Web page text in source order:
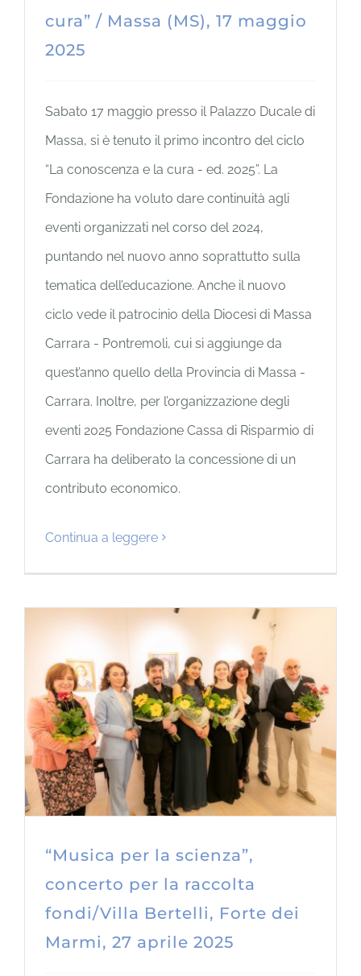
cura” / Massa (MS), 17 maggio
2025
Sabato 17 maggio presso il Palazzo Ducale di
Massa, si è tenuto il primo incontro del ciclo
“La conoscenza e la cura - ed. 2025”. La
Fondazione ha voluto dare continuità agli
eventi organizzati nel corso del 2024,
puntando nel nuovo anno soprattutto sulla
tematica dell’educazione. Anche il nuovo
ciclo vede il patrocinio della Diocesi di Massa
Carrara - Pontremoli, cui si aggiunge da
quest’anno quello della Provincia di Massa -
Carrara. Inoltre, per l’organizzazione degli
eventi 2025 Fondazione Cassa di Risparmio di
Carrara ha deliberato la concessione di un
contributo economico.
Continua a leggere
“Musica per la scienza”,
concerto per la raccolta
fondi/Villa Bertelli, Forte dei
Marmi, 27 aprile 2025